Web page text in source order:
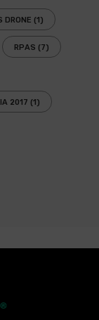
DRONE (1)
RPAS (7)
2017 (1)